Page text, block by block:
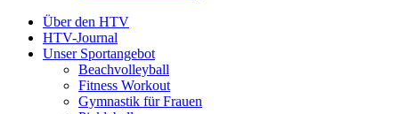
Über den HTV
HTV-Journal
Unser Sportangebot
Beachvolleyball
Fitness Workout
Gymnastik für Frauen